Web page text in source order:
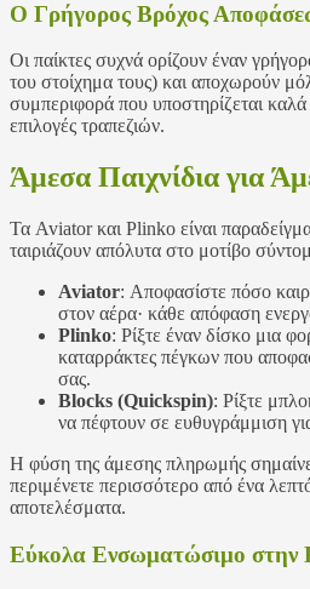
Ο Γρήγορος Βρόχος
Οι παίκτες συχνά ορίζουν έναν
του στοίχημα τους) και αποχωρούν
συμπεριφορά που υποστηρίζεται καλά
επιλογές τραπεζιών.
Άμεσα Παιχνίδια για
Τα Aviator και Plinko είναι
ταιριάζουν απόλυτα στο μοτίβο
Aviator: Αποφασίστε πόσο
στον αέρα· κάθε απόφαση
Plinko: Ρίξτε έναν δίσκο μια
καταρράκτες πέγκων που
σας.
Blocks (Quickspin): Ρίξτε
να πέφτουν σε ευθυγράμμιση
Η φύση της άμεσης πληρωμής
περιμένετε περισσότερο από ένα
αποτελέσματα.
Εύκολα Ενσωματώσιμο στην